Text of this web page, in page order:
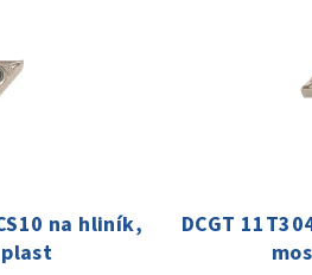
na hliník,
DCGT